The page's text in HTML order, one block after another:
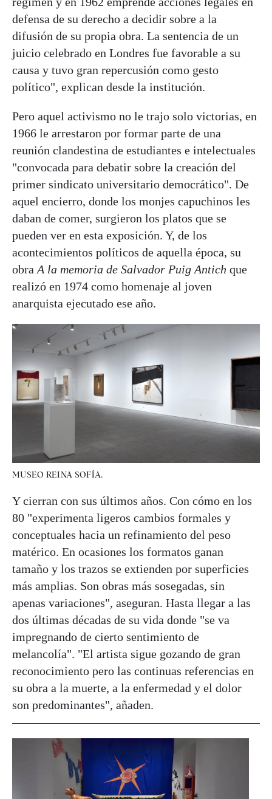
defensa de su derecho a decidir sobre a la
difusión de su propia obra. La sentencia de un
juicio celebrado en Londres fue favorable a su
causa y tuvo gran repercusión como gesto
político", explican desde la institución.
Pero aquel activismo no le trajo solo victorias, en
1966 le arrestaron por formar parte de una
reunión clandestina de estudiantes e intelectuales
"convocada para debatir sobre la creación del
primer sindicato universitario democrático". De
aquel encierro, donde los monjes capuchinos les
daban de comer, surgieron los platos que se
pueden ver en esta exposición. Y, de los
acontecimientos políticos de aquella época, su
obra A la memoria de Salvador Puig Antich que
realizó en 1974 como homenaje al joven
anarquista ejecutado ese año.
MUSEO REINA SOFÍA.
Y cierran con sus últimos años. Con cómo en los
80 "experimenta ligeros cambios formales y
conceptuales hacia un refinamiento del peso
matérico. En ocasiones los formatos ganan
tamaño y los trazos se extienden por superficies
más amplias. Son obras más sosegadas, sin
apenas variaciones", aseguran. Hasta llegar a las
dos últimas décadas de su vida donde "se va
impregnando de cierto sentimiento de
melancolía". "El artista sigue gozando de gran
reconocimiento pero las continuas referencias en
su obra a la muerte, a la enfermedad y el dolor
son predominantes", añaden.